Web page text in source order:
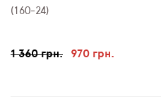
(160-24)
1 360 грн. 970 грн.